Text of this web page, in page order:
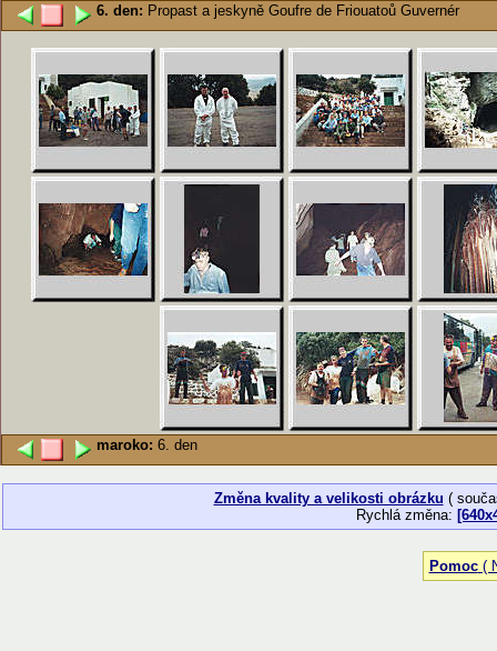
6. den: Propast a jeskyně Goufre de Friouatoů Guvernér
maroko: 6. den
Změna kvality a velikosti obrázku (
Rychlá změna:
Pomoc(